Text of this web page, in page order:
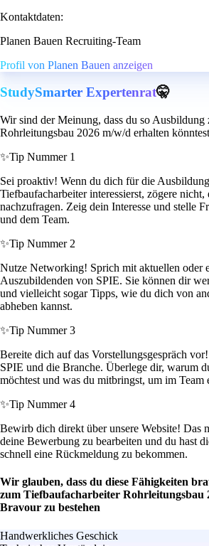
Kontaktdaten:
Planen Bauen Recruiting-Team
Profil von Planen Bauen anzeigen
StudySmarter Expertenrat🤫
Wir sind der Meinung, dass du so Ausbildung
Rohrleitungsbau 2026 m/w/d erhalten könntest
✨Tip Nummer 1
Sei proaktiv! Wenn du dich für die
Tiefbaufacharbeiter interessierst, zögere
nachzufragen. Zeig dein Interesse und stelle
und dem Team.
✨Tip Nummer 2
Nutze Networking! Sprich mit aktuellen oder
Auszubildenden von SPIE. Sie können dir
und vielleicht sogar Tipps, wie du dich von
abheben kannst.
✨Tip Nummer 3
Bereite dich auf das Vorstellungsgespräch
SPIE und die Branche. Überlege dir, warum
möchtest und was du mitbringst, um im Team
✨Tip Nummer 4
Bewirb dich direkt über unsere Website! Das
deine Bewerbung zu bearbeiten und du hast
schnell eine Rückmeldung zu bekommen.
Wir glauben, dass du diese Fähigkeiten
zum Tiefbaufacharbeiter Rohrleitungsbau
Bravour zu bestehen
Handwerkliches Geschick